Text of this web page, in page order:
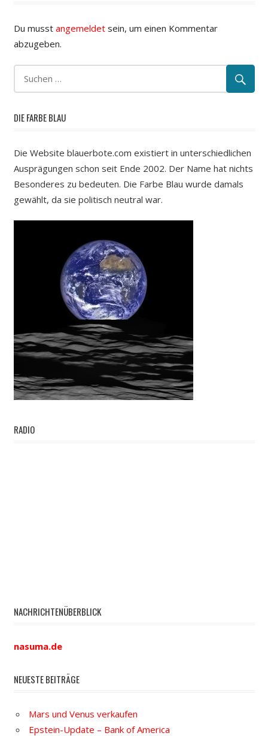
Du musst angemeldetsein, um einen Kommentar
abzugeben.
DIE FARBE BLAU
Die Website blauerbote.com existiert in unterschiedlichen
Ausprägungen schon seit Ende 2002. Der Name hat nichts
Besonderes zu bedeuten. Die Farbe Blau wurde damals
gewählt, da sie politisch neutral war.
RADIO
NACHRICHTENÜBERBLICK
nasuma.de
NEUESTE BEITRÄGE
Mars und Venus verkaufen
Epstein-Update – Bank of America